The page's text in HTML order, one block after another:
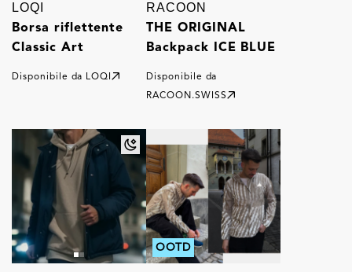
LOQI
Borsa riflettente
Classic Art
Disponibile da LOQI
RACOON
THE ORIGINAL
Backpack ICE BLUE
Disponibile da
RACOON.SWISS
OOTD